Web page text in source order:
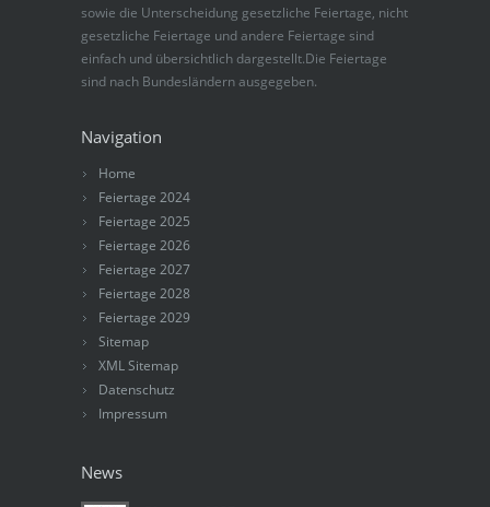
sowie die Unterscheidung gesetzliche Feiertage, nicht
gesetzliche Feiertage und andere Feiertage sind
einfach und übersichtlich dargestellt.Die Feiertage
sind nach Bundesländern ausgegeben.
Navigation
Home
Feiertage 2024
Feiertage 2025
Feiertage 2026
Feiertage 2027
Feiertage 2028
Feiertage 2029
Sitemap
XML Sitemap
Datenschutz
Impressum
News